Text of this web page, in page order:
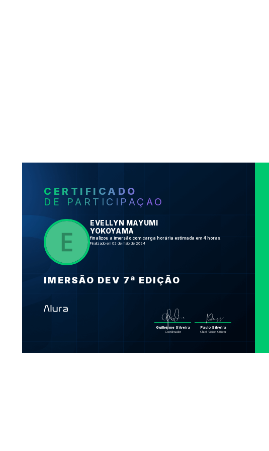
CERTIFICADO
DE PARTICIPAÇÃO
EVELLYN MAYUMI
YOKOYAMA
finalizou a imersão com carga horária estimada em 4 horas.
Finalizado em 02 de maio de 2024
IMERSÃO DEV 7ª EDIÇÃO
Guilherme Silveira
Coordenador
Paulo Silveira
Chief Vision Officer